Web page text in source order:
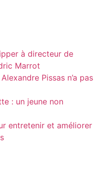
à directeur de
Marrot
Pissas n’a pas
: un jeune non
entretenir et améliorer